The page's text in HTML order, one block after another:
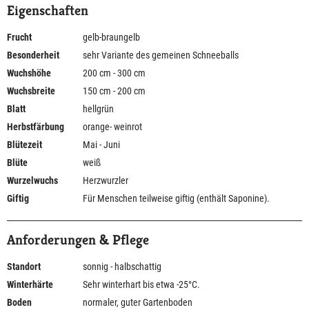
Eigenschaften
Frucht
gelb-braungelb
Besonderheit
sehr Variante des gemeinen Schneeballs
Wuchshöhe
200 cm - 300 cm
Wuchsbreite
150 cm - 200 cm
Blatt
hellgrün
Herbstfärbung
orange- weinrot
Blütezeit
Mai - Juni
Blüte
weiß
Wurzelwuchs
Herzwurzler
Giftig
Für Menschen teilweise giftig (enthält Saponine).
Anforderungen & Pflege
Standort
sonnig - halbschattig
Winterhärte
Sehr winterhart bis etwa -25°C.
Boden
normaler, guter Gartenboden